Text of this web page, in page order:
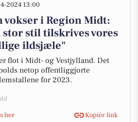
2024 13:00
vokser i Region Midt:
stil tilskrives vores
ildsjæle"
flot i Midt- og Vestjylland. Det
netop offentliggjorte
for 2023.
her
Kopiér link